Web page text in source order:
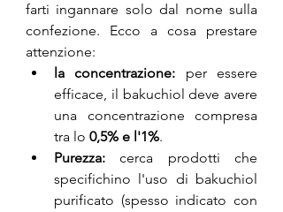
farti ingannare solo dal nome sulla
confezione. Ecco a cosa prestare
attenzione:
la concentrazione: per essere
efficace, il bakuchiol deve avere
una concentrazione compresa
tra lo 0,5% e l'1%.
Purezza: cerca prodotti che
specifichino l'uso di bakuchiol
purificato (spesso indicato con